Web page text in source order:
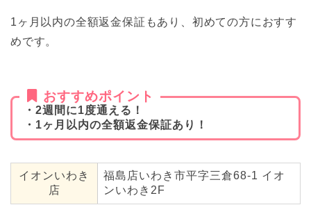
1ヶ月以内の全額返金保証もあり、初めての方におすす
めです。
おすすめポイント
・2週間に1度通える！
・1ヶ月以内の全額返金保証あり！
イオンいわき
店
福島店いわき市平字三倉68-1 イオ
ンいわき2F